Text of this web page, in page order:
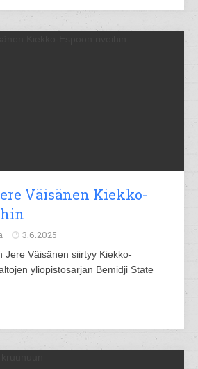
Väisänen Kiekko-
3.6.2025
Jere Väisänen siirtyy Kiekko-
yliopistosarjan Bemidji State